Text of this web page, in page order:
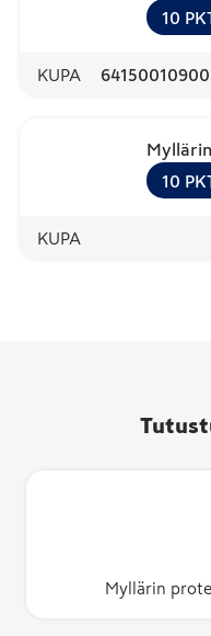
10
KUPA
10
KUPA
Myllärin